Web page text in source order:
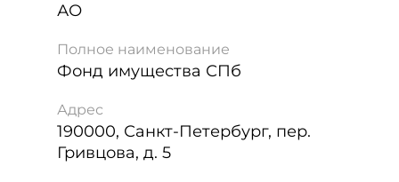
АО
Полное наименование
Фонд имущества СПб
Адрес
190000, Санкт-Петербург, пер.
Гривцова, д. 5